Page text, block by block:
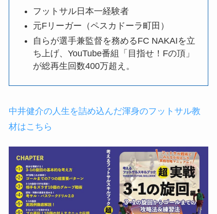
フットサル日本一経験者
元Fリーガー（ペスカドーラ町田）
自らが選手兼監督を務めるFC NAKAIを立
ち上げ、YouTube番組「目指せ！Fの頂」
が総再生回数400万超え。
中井健介の人生を詰め込んだ渾身のフットサル教
材はこちら